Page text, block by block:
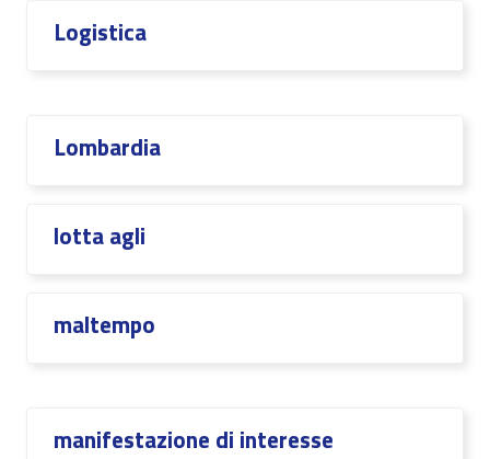
Logistica
Lombardia
lotta agli
maltempo
manifestazione di interesse